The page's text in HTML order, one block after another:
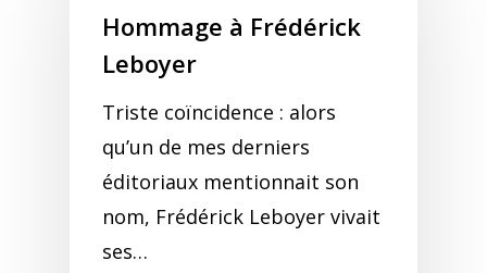
Hommage à Frédérick
Leboyer
Triste coïncidence : alors
qu’un de mes derniers
éditoriaux mentionnait son
nom, Frédérick Leboyer vivait
ses…